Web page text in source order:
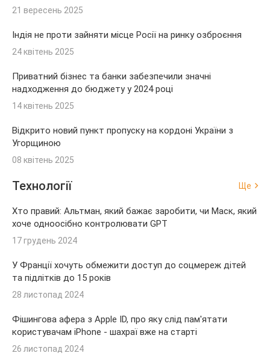
21 вересень 2025
Індія не проти зайняти місце Росії на ринку озброєння
24 квітень 2025
Приватний бізнес та банки забезпечили значні
надходження до бюджету у 2024 році
14 квітень 2025
Відкрито новий пункт пропуску на кордоні України з
Угорщиною
08 квітень 2025
Технології Ще
Хто правий: Альтман, який бажає заробити, чи Маск, який
хоче одноосібно контролювати GPT
17 грудень 2024
У Франції хочуть обмежити доступ до соцмереж дітей
та підлітків до 15 років
28 листопад 2024
Фішингова афера з Apple ID, про яку слід пам'ятати
користувачам iPhone - шахраї вже на старті
26 листопад 2024